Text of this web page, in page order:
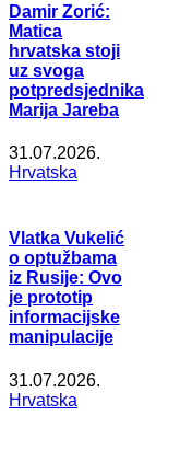
Damir Zorić:
Matica
hrvatska stoji
uz svoga
potpredsjednika
Marija Jareba
31.07.2026.
Hrvatska
Vlatka Vukelić
o optužbama
iz Rusije: Ovo
je prototip
informacijske
manipulacije
31.07.2026.
Hrvatska